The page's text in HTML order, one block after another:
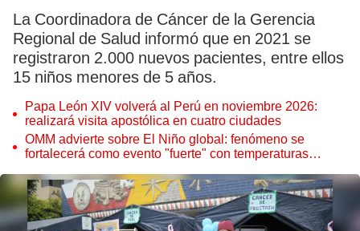
La Coordinadora de Cáncer de la Gerencia
Regional de Salud informó que en 2021 se
registraron 2.000 nuevos pacientes, entre ellos
15 niños menores de 5 años.
Papa León XIV volverá al Perú en noviembre 2026:
realizará visita apostólica en cuatro ciudades
OMM advierte sobre El Niño global: fenómeno se
fortalecerá como evento "fuerte" con temperaturas